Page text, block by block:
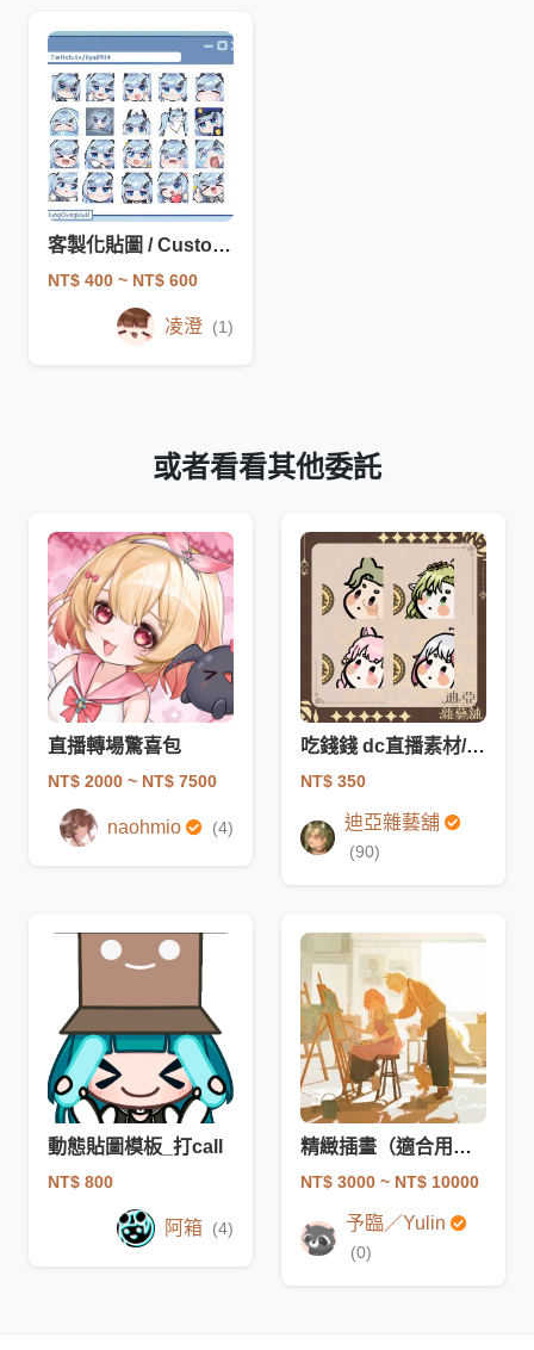
客製化貼圖 / Custom Emotes
NT$ 400 ~ NT$ 600
凌澄 (1)
或者看看其他委託
直播轉場驚喜包
NT$ 2000 ~ NT$ 7500
naohmio (4)
吃錢錢 dc直播素材/貼圖
NT$ 350
迪亞雜藝舖
(90)
動態貼圖模板_打call
NT$ 800
阿箱 (4)
精緻插畫（適合用於曲繪、書封、實況背景、電腦手機桌布等等）
NT$ 3000 ~ NT$ 10000
予臨／Yulin
(0)